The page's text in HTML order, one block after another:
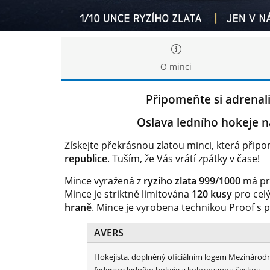
O minci
Připomeňte si
Oslava ledního hokeje
Získejte překrásnou zlatou minci, která
republice. Tuším, že Vás vrátí zpátky v čase!
Mince vyražená z ryzího zlata 999/1000 má
Mince je striktně limitována 120 kusy pro
hraně. Mince je vyrobena technikou Proof s
AVERS
Hokejista, doplněný oficiálním logem